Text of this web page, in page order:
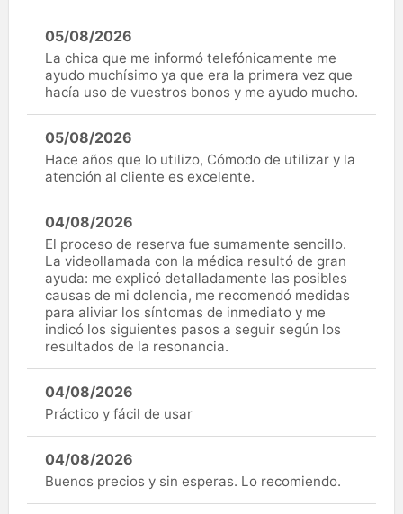
05/08/2026
La chica que me informó telefónicamente me
ayudo muchísimo ya que era la primera vez que
hacía uso de vuestros bonos y me ayudo mucho.
05/08/2026
Hace años que lo utilizo, Cómodo de utilizar y la
atención al cliente es excelente.
04/08/2026
El proceso de reserva fue sumamente sencillo.
La videollamada con la médica resultó de gran
ayuda: me explicó detalladamente las posibles
causas de mi dolencia, me recomendó medidas
para aliviar los síntomas de inmediato y me
indicó los siguientes pasos a seguir según los
resultados de la resonancia.
04/08/2026
Práctico y fácil de usar
04/08/2026
Buenos precios y sin esperas. Lo recomiendo.